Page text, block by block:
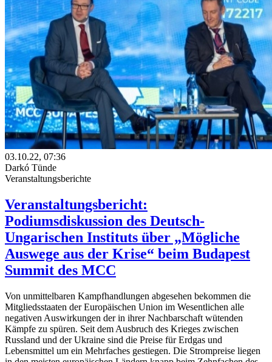
03.10.22, 07:36
Darkó Tünde
Veranstaltungsberichte
Veranstaltungsbericht:
Podiumsdiskussion des Deutsch-
Ungarischen Instituts über „Mögliche
Auswege aus der Krise“ beim Budapest
Summit des MCC
Von unmittelbaren Kampfhandlungen abgesehen bekommen die
Mitgliedsstaaten der Europäischen Union im Wesentlichen alle
negativen Auswirkungen der in ihrer Nachbarschaft wütenden
Kämpfe zu spüren. Seit dem Ausbruch des Krieges zwischen
Russland und der Ukraine sind die Preise für Erdgas und
Lebensmittel um ein Mehrfaches gestiegen. Die Strompreise liegen